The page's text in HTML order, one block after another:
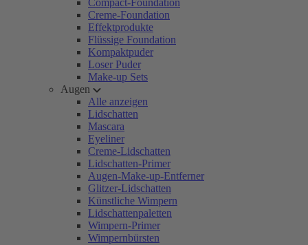
Compact-Foundation
Creme-Foundation
Effektprodukte
Flüssige Foundation
Kompaktpuder
Loser Puder
Make-up Sets
Augen
Alle anzeigen
Lidschatten
Mascara
Eyeliner
Creme-Lidschatten
Lidschatten-Primer
Augen-Make-up-Entferner
Glitzer-Lidschatten
Künstliche Wimpern
Lidschattenpaletten
Wimpern-Primer
Wimpernbürsten